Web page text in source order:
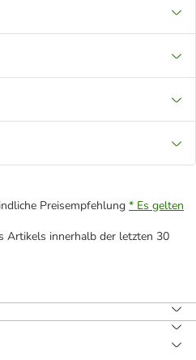
Preisempfehlung * Es gelten
Artikels innerhalb der letzten 30